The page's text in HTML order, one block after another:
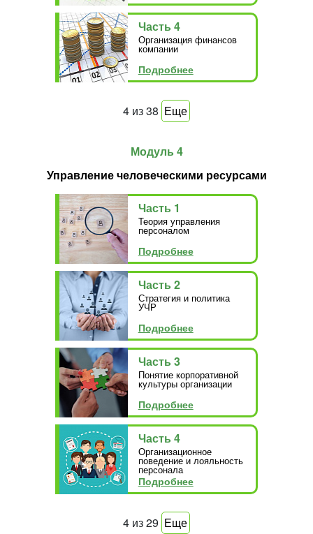
Часть 4
Организация финансов
компании
Подробнее
4 из38 Еще
Модуль 4
Управление человеческими ресурсами
Часть 1
Теория управления
персоналом
Подробнее
Часть 2
Стратегия и политика
УЧР
Подробнее
Часть 3
Понятие корпоративной
культуры организации
Подробнее
Часть 4
Организационное
поведение и лояльность
персонала
Подробнее
4 из29 Еще